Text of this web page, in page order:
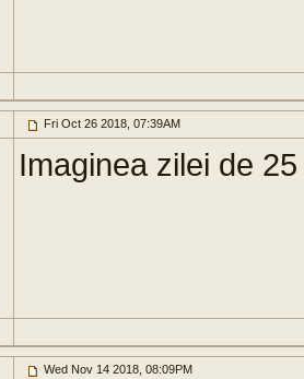
Fri Oct 26 2018, 07:39AM
Imaginea zilei de
Wed Nov 14 2018, 08:09PM